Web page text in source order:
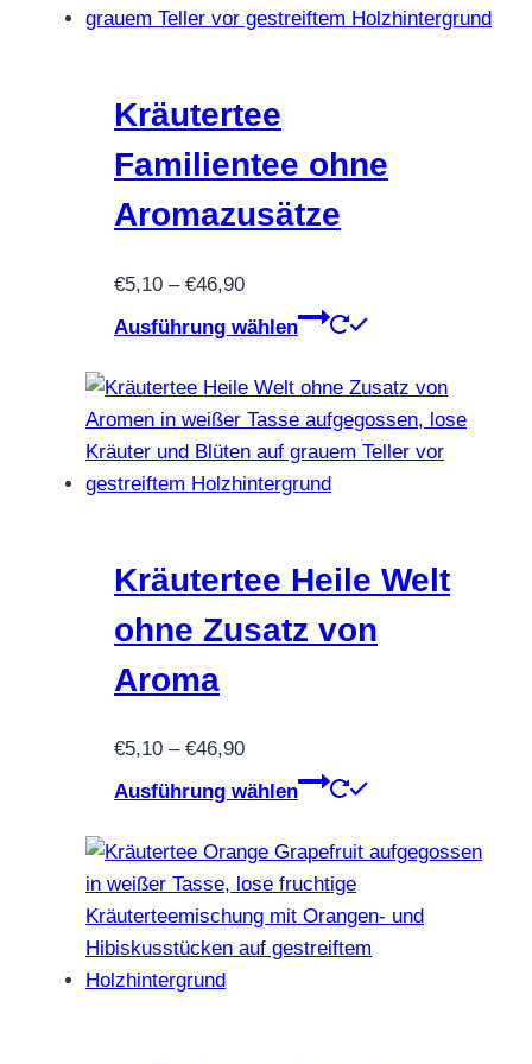
Varianten
auf
Kräutertee
Familientee ohne
Aromazusätze
€5,10 – €46,90Preisspanne:
€5,10
€46,90
Ausführung wählen
Dieses
weist
mehrere
Varianten
können
auf
der
Kräutertee Heile Welt
ohne Zusatz von
Aroma
€5,10 – €46,90Preisspanne:
€5,10
€46,90
Ausführung wählen
Dieses
weist
Varianten
auf.